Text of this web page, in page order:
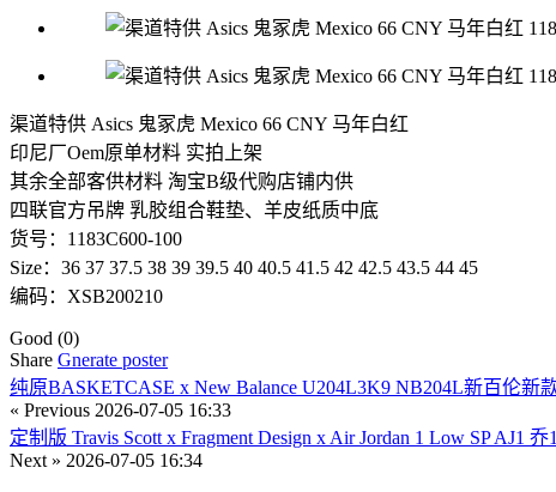
渠道特供 Asics 鬼冢虎 Mexico 66 CNY 马年白红
印尼厂Oem原单材料 实拍上架
其余全部客供材料 淘宝B级代购店铺内供
四联官方吊牌 乳胶组合鞋垫、羊皮纸质中底
货号：1183C600-100
Size：36 37 37.5 38 39 39.5 40 40.5 41.5 42 42.5 43.5 44 45
编码：XSB200210
Good (0)
Share Gnerate poster
纯原BASKETCASE x New Balance U204L3K9 NB204L新百伦
« Previous 2026-07-05 16:33
定制版 Travis Scott x Fragment Design x Air Jordan 1 Low SP AJ1
Next » 2026-07-05 16:34